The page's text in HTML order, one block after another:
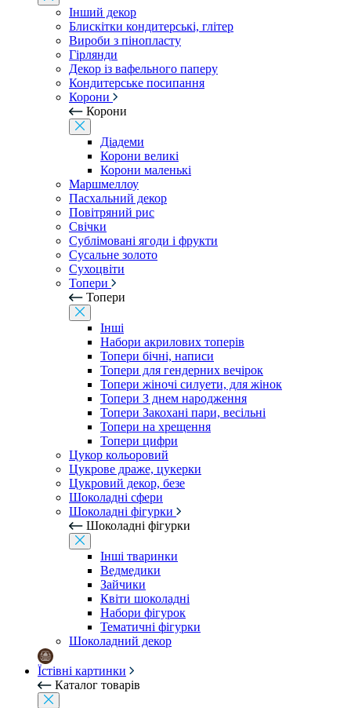
Інший декор
Блискітки кондитерські, глітер
Вироби з пінопласту
Гірлянди
Декор із вафельного паперу
Кондитерське посипання
Корони
Корони
Діадеми
Корони великі
Корони маленькі
Маршмеллоу
Пасхальний декор
Повітряний рис
Свічки
Сублімовані ягоди і фрукти
Сусальне золото
Сухоцвіти
Топери
Топери
Інші
Набори акрилових топерів
Топери бічні, написи
Топери для гендерних вечірок
Топери жіночі силуети, для жінок
Топери З днем ​​народження
Топери Закохані пари, весільні
Топери на хрещення
Топери цифри
Цукор кольоровий
Цукрове драже, цукерки
Цукровий декор, безе
Шоколадні сфери
Шоколадні фігурки
Шоколадні фігурки
Інші тваринки
Ведмедики
Зайчики
Квіти шоколадні
Набори фігурок
Тематичні фігурки
Шоколадний декор
Їстівні картинки
Каталог товарів